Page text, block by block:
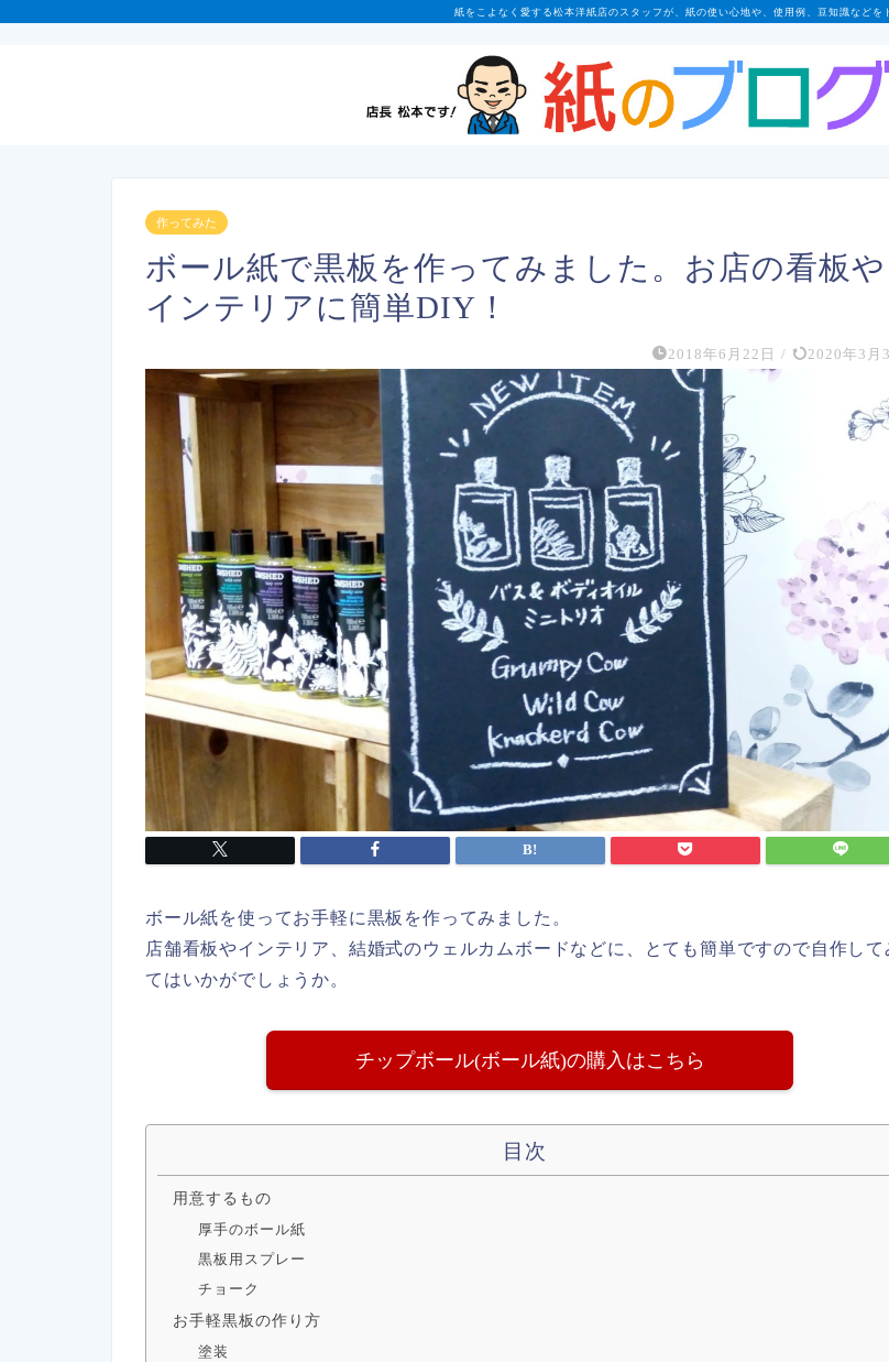
紙をこよなく愛する松本洋紙店のスタッフが、紙の使い心地や、使用例、豆知識などを
作ってみた
ボール紙で黒板を作ってみました。お店の看板や
インテリアに簡単DIY！
2018年6月22日 / 2020年3月
ボール紙を使ってお手軽に黒板を作ってみました。
店舗看板やインテリア、結婚式のウェルカムボードなどに、とても簡単ですので自作して
てはいかがでしょうか。
チップボール(ボール紙)の購入はこちら
目次
用意するもの
厚手のボール紙
黒板用スプレー
チョーク
お手軽黒板の作り方
塗装